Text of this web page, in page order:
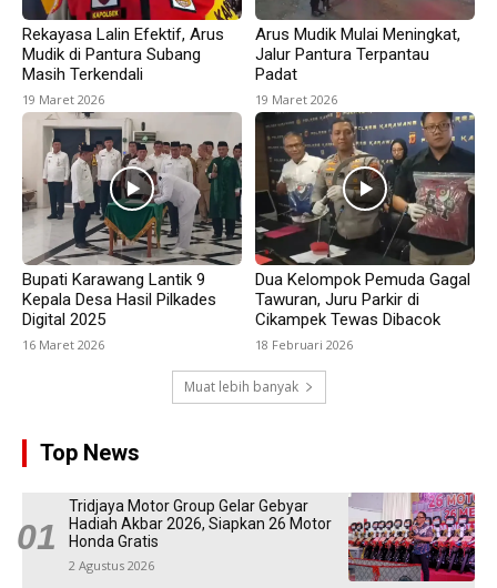
Rekayasa Lalin Efektif, Arus
Mudik di Pantura Subang
Masih Terkendali
19 Maret 2026
Arus Mudik Mulai Meningkat,
Jalur Pantura Terpantau
Padat
19 Maret 2026
Bupati Karawang Lantik 9
Kepala Desa Hasil Pilkades
Digital 2025
16 Maret 2026
Dua Kelompok Pemuda Gagal
Tawuran, Juru Parkir di
Cikampek Tewas Dibacok
18 Februari 2026
Muat lebih banyak
Top News
Tridjaya Motor Group Gelar Gebyar
Hadiah Akbar 2026, Siapkan 26 Motor
Honda Gratis
2 Agustus 2026